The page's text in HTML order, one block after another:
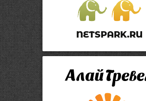
NETSPARK.RU